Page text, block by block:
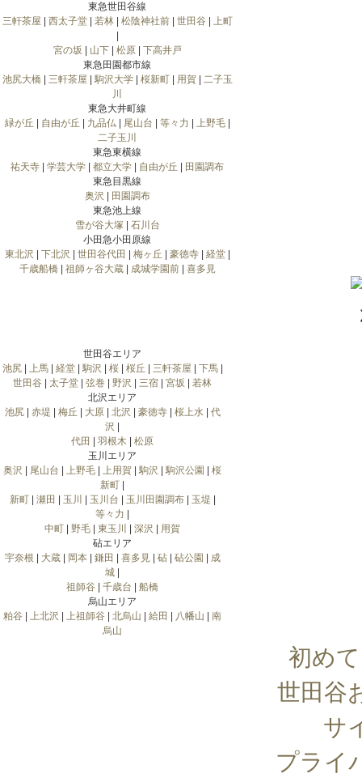
東急世田谷線
三軒茶屋
西太子堂| 若林| 松陰神社前| 世田谷
上町
宮の坂
山下| 松原| 下高井戸
東急田園都市線
池尻大橋| 三軒茶屋 駒沢大学| 桜新町| 用賀| 二子玉
川
東急大井町線
緑が丘
自由が丘 九品仏| 尾山台 等々力 上野毛|
二子玉川
東急東横線
祐天寺
学芸大学 都立大学 自由が丘
田園調布
東急目黒線
奥沢
田園調布
東急池上線
雪が谷大塚| 石川台
小田急小田原線
東北沢
下北沢 世田谷代田 梅ヶ丘 豪徳寺| 経堂|
千歳船橋| 祖師ヶ谷大蔵| 成城学園前| 喜多見
世田谷エリア
池尻| 上馬| 経堂| 駒沢 桜| 桜丘 三軒茶屋 下馬|
世田谷
太子堂 弦巻 野沢 三宿 宮坂
若林
北沢エリア
池尻| 赤堤 梅丘 大原| 北沢 豪徳寺| 桜上水| 代
沢
代田
羽根木
松原
玉川エリア
奥沢
尾山台 上野毛 上用賀 駒沢 駒沢公園
桜
新町
新町| 瀬田 玉川 玉川台 玉川田園調布| 玉堤
等々力
中町
野毛 東玉川 深沢
用賀
砧エリア
宇奈根
大蔵| 岡本| 鎌田 喜多見| 砧| 砧公園
成
城
祖師谷
千歳台
船橋
烏山エリア
粕谷
上北沢 上祖師谷 北烏山 給田 八幡山
南
烏山
初め
世田谷
サ
プライ